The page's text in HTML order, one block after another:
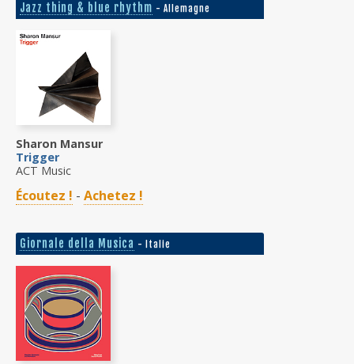
Jazz thing & blue rhythm - Allemagne
Sharon Mansur
Trigger
ACT Music
Écoutez ! - Achetez !
Giornale della Musica - Italie